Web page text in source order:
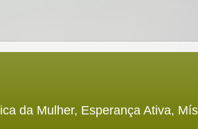
da Mulher, Esperança Ativa,